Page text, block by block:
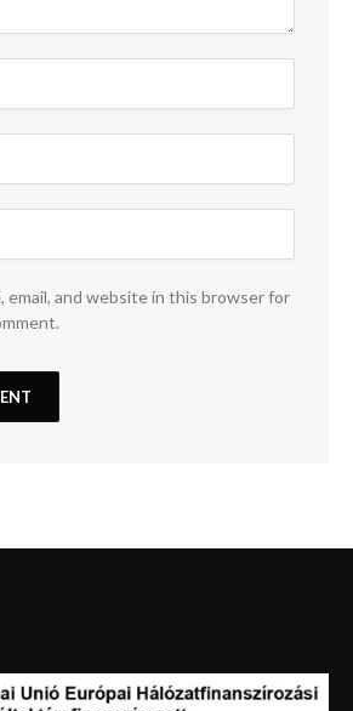
email, and website in this browser for